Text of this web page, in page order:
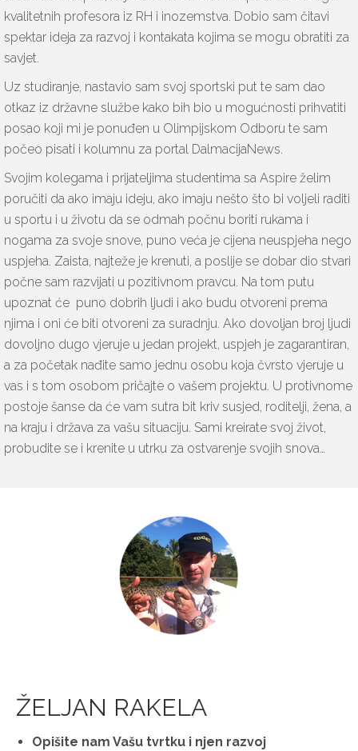
kvalitetnih profesora iz RH i inozemstva. Dobio sam čitavi
spektar ideja za razvoj i kontakata kojima se mogu obratiti za
savjet.
Uz studiranje, nastavio sam svoj sportski put te sam dao
otkaz iz državne službe kako bih bio u mogućnosti prihvatiti
posao koji mi je ponuđen u Olimpijskom Odboru te sam
počeo pisati i kolumnu za portal DalmacijaNews.
Svojim kolegama i prijateljima studentima sa Aspire želim
poručiti da ako imaju ideju, ako imaju nešto što bi voljeli raditi
u sportu i u životu da se odmah počnu boriti rukama i
nogama za svoje snove, puno veća je cijena neuspjeha nego
uspjeha. Zaista, najteže je krenuti, a poslije se dobar dio stvari
počne sam razvijati u pozitivnom pravcu. Na tom putu
upoznat će puno dobrih ljudi i ako budu otvoreni prema
njima i oni će biti otvoreni za suradnju. Ako dovoljan broj ljudi
dovoljno dugo vjeruje u jedan projekt, uspjeh je zagarantiran,
a za početak nađite samo jednu osobu koja čvrsto vjeruje u
vas i s tom osobom pričajte o vašem projektu. U protivnome
postoje šanse da će vam sutra bit kriv susjed, roditelji, žena, a
na kraju i država za vašu situaciju. Sami kreirate svoj život,
probudite se i krenite u utrku za ostvarenje svojih snova…
ŽELJAN RAKELA
Opišite nam Vašu tvrtku i njen razvoj